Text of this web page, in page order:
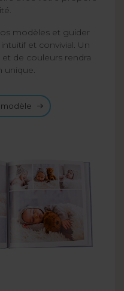
modèles et guider
et convivial. Un
de couleurs rendra
unique.
modèle